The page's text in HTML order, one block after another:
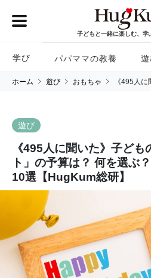
子どもと一緒に楽しむ、学
学び パパママの教養
ホーム 遊び おもちゃ 《495人
遊び
《495人に聞いた》子ど
ト」の予算は？ 何を選ぶ
10選【HugKum総研】